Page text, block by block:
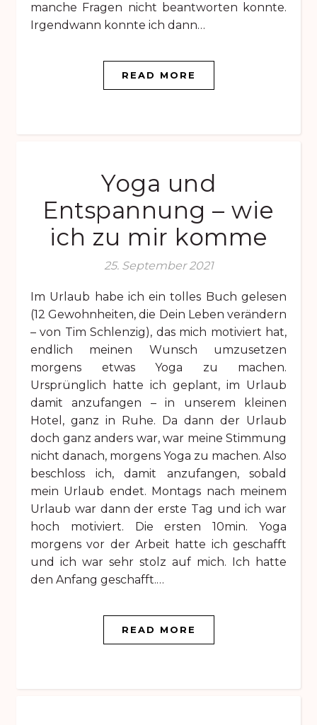
manche Fragen nicht beantworten konnte.
Irgendwann konnte ich dann…
READ MORE
Yoga und
Entspannung – wie
ich zu mir komme
25. September 2021
Im Urlaub habe ich ein tolles Buch gelesen
(12 Gewohnheiten, die Dein Leben verändern
– von Tim Schlenzig), das mich motiviert hat,
endlich meinen Wunsch umzusetzen
morgens etwas Yoga zu machen.
Ursprünglich hatte ich geplant, im Urlaub
damit anzufangen – in unserem kleinen
Hotel, ganz in Ruhe. Da dann der Urlaub
doch ganz anders war, war meine Stimmung
nicht danach, morgens Yoga zu machen. Also
beschloss ich, damit anzufangen, sobald
mein Urlaub endet. Montags nach meinem
Urlaub war dann der erste Tag und ich war
hoch motiviert. Die ersten 10min. Yoga
morgens vor der Arbeit hatte ich geschafft
und ich war sehr stolz auf mich. Ich hatte
den Anfang geschafft.…
READ MORE